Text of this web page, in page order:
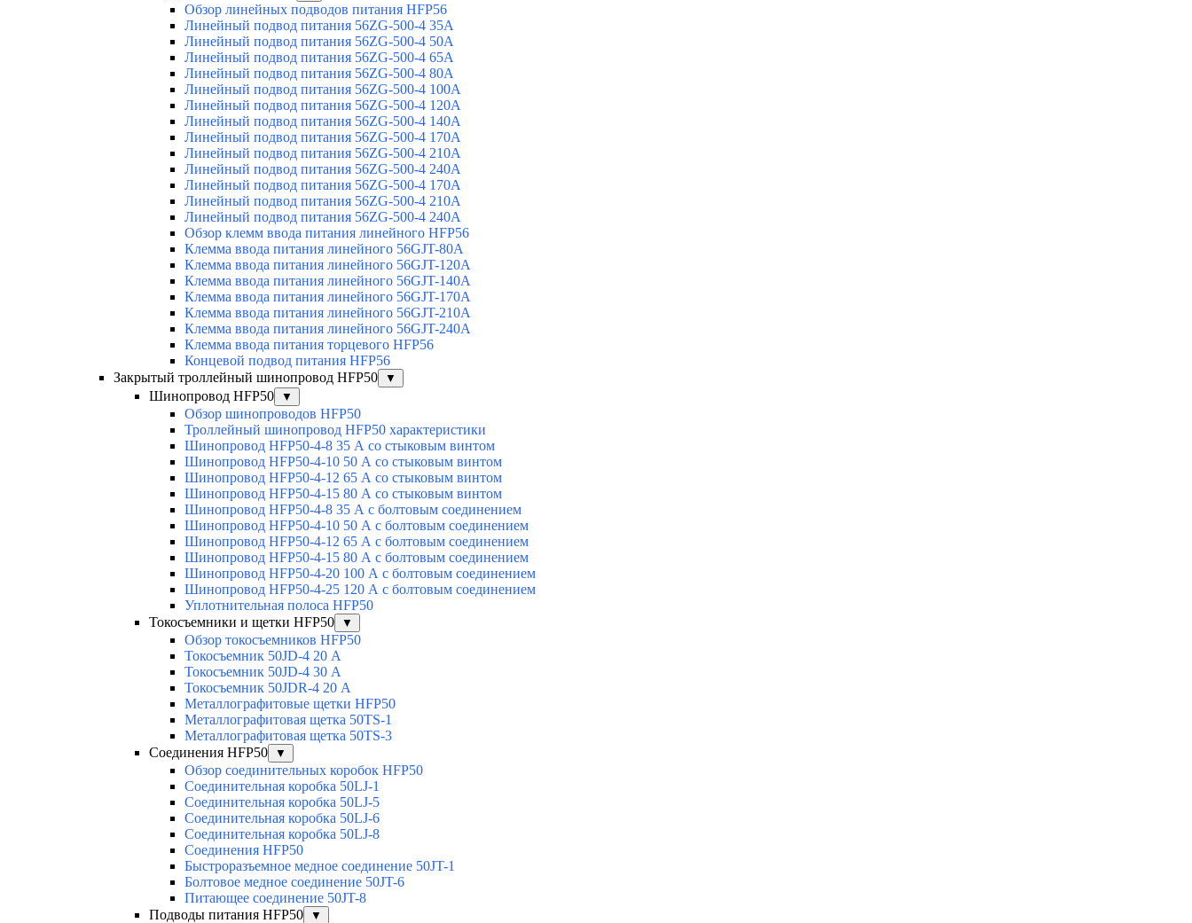
Обзор линейных подводов питания HFP56
Линейный подвод питания 56ZG-500-4 35A
Линейный подвод питания 56ZG-500-4 50A
Линейный подвод питания 56ZG-500-4 65A
Линейный подвод питания 56ZG-500-4 80A
Линейный подвод питания 56ZG-500-4 100A
Линейный подвод питания 56ZG-500-4 120A
Линейный подвод питания 56ZG-500-4 140A
Линейный подвод питания 56ZG-500-4 170A
Линейный подвод питания 56ZG-500-4 210A
Линейный подвод питания 56ZG-500-4 240A
Линейный подвод питания 56ZG-500-4 170A
Линейный подвод питания 56ZG-500-4 210A
Линейный подвод питания 56ZG-500-4 240A
Обзор клемм ввода питания линейного HFP56
Клемма ввода питания линейного 56GJT-80A
Клемма ввода питания линейного 56GJT-120A
Клемма ввода питания линейного 56GJT-140A
Клемма ввода питания линейного 56GJT-170A
Клемма ввода питания линейного 56GJT-210A
Клемма ввода питания линейного 56GJT-240A
Клемма ввода питания торцевого HFP56
Концевой подвод питания HFP56
Закрытый троллейный шинопровод HFP50
▼
Шинопровод HFP50 ▼
Обзор шинопроводов HFP50
Троллейный шинопровод HFP50 характеристики
Шинопровод HFP50-4-8 35 А со стыковым винтом
Шинопровод HFP50-4-10 50 А со стыковым винтом
Шинопровод HFP50-4-12 65 А со стыковым винтом
Шинопровод HFP50-4-15 80 А со стыковым винтом
Шинопровод HFP50-4-8 35 А с болтовым соединением
Шинопровод HFP50-4-10 50 А с болтовым соединением
Шинопровод HFP50-4-12 65 А с болтовым соединением
Шинопровод HFP50-4-15 80 А с болтовым соединением
Шинопровод HFP50-4-20 100 А с болтовым соединением
Шинопровод HFP50-4-25 120 А с болтовым соединением
Уплотнительная полоса HFP50
Токосъемники и щетки HFP50
▼
Обзор токосъемников HFP50
Токосъемник 50JD-4 20 А
Токосъемник 50JD-4 30 А
Токосъемник 50JDR-4 20 А
Металлографитовые щетки HFP50
Металлографитовая щетка 50TS-1
Металлографитовая щетка 50TS-3
Соединения HFP50
▼
Обзор соединительных коробок HFP50
Соединительная коробка 50LJ-1
Соединительная коробка 50LJ-5
Соединительная коробка 50LJ-6
Соединительная коробка 50LJ-8
Соединения HFP50
Быстроразъемное медное соединение 50JT-1
Болтовое медное соединение 50JT-6
Питающее соединение 50JT-8
Подводы питания HFP50
▼